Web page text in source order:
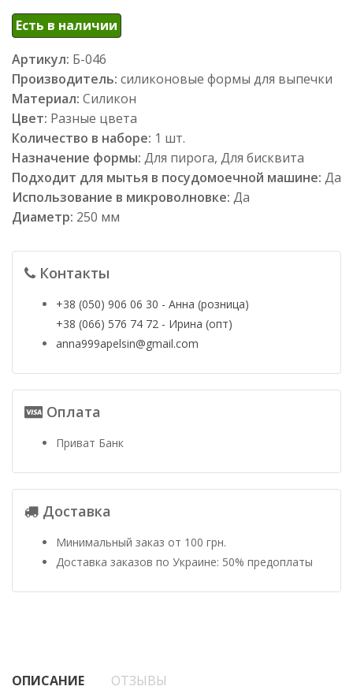
Есть в наличии
Артикул: Б-046
Производитель: силиконовые формы для выпечки
Материал: Силикон
Цвет: Разные цвета
Количество в наборе: 1 шт.
Назначение формы: Для пирога, Для бисквита
Подходит для мытья в посудомоечной машине: Да
Использование в микроволновке: Да
Диаметр: 250 мм
Контакты
+38 (050) 906 06 30 - Анна (розница)
+38 (066) 576 74 72 - Ирина (опт)
anna999apelsin@gmail.com
Оплата
Приват Банк
Доставка
Минимальный заказ от 100 грн.
Доставка заказов по Украине: 50% предоплаты
ОПИСАНИЕ ОТЗЫВЫ